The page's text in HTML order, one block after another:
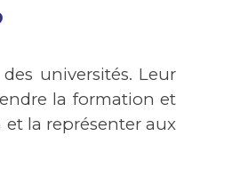
universités. Leur
la formation et
la représenter aux